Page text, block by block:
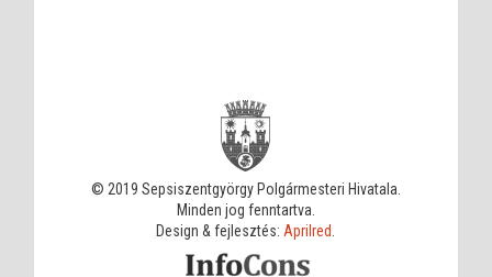
© 2019 Sepsiszentgyörgy Polgármesteri Hivatala.
Minden jog fenntartva.
Design & fejlesztés: Aprilred